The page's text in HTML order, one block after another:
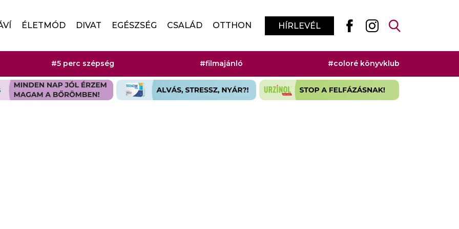
ÉLETMÓD DIVAT EGÉSZSÉG CSALÁD OTTHON HÍRLEVÉL
#5 perc szépség #filmajánló #coloré könyvklub